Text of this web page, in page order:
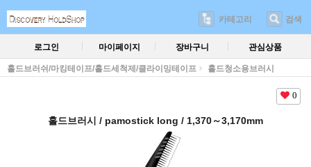
카테고리 검색
로그인 마이페이지 장바구니 관심상품
홀드브러쉬/마킹테이프/홀드세척제/클라이밍테이프 홀드청소용브러시
0
홀드브러시 / pamostick long / 1,370～3,170mm